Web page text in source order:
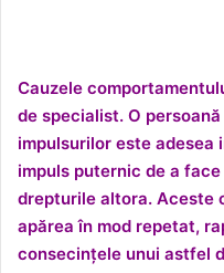
Cauzele
de specialist. O
impulsurilor este adesea
impuls puternic de a
drepturile altora. Aceste
apărea în mod repetat,
consecințele unui astfel